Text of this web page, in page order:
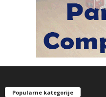
Popularne kategorije